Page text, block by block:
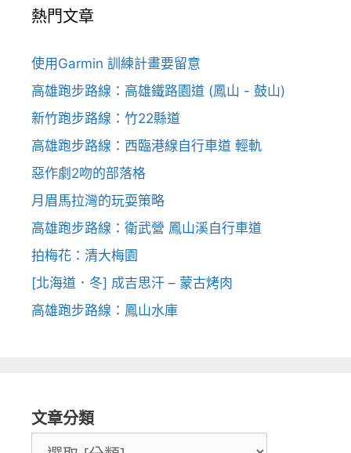
熱門文章
使用Garmin 訓練計畫要留意
高雄跑步路線：高雄鐵路園道 (鳳山 - 鼓山)
新竹跑步路線：竹22縣道
高雄跑步路線：西臨港線自行車道 輕軌
惡作劇2吻的部落格
月眉馬拉灣的玩耍策略
高雄跑步路線：衛武營 鳳山溪自行車道
拍梅花：清大梅園
[北海道．冬] 成吉思汗 – 蒙古烤肉
高雄跑步路線：鳳山水庫
文章分類